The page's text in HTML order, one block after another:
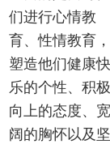
们进行心情教
育、性情教育，
塑造他们健康快
乐的个性、积极
向上的态度、宽
阔的胸怀以及坚